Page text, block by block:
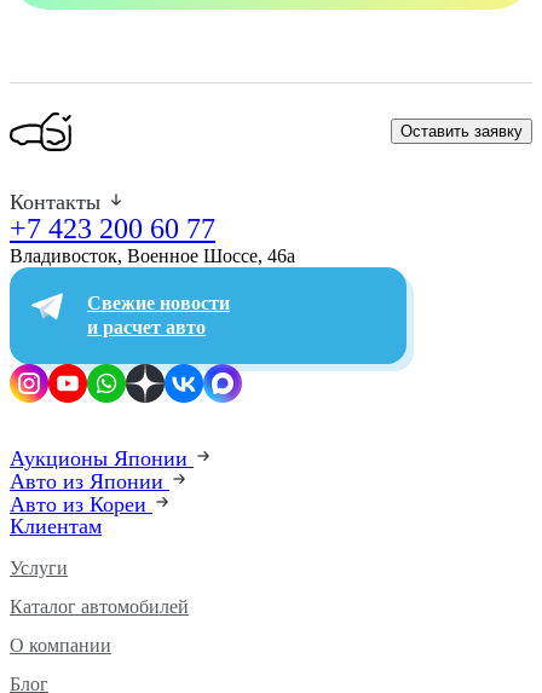
Оставить заявку
Контакты
+7 423 200 60 77
Владивосток, Военное Шоссе, 46а​
Свежие новости
и расчет авто
Аукционы Японии
Авто из Японии
Авто из Кореи
Клиентам
Услуги
Каталог автомобилей
О компании
Блог